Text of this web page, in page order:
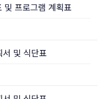
프로그램 계획표
및 식단표